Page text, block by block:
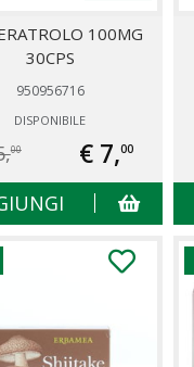
100MG
30CPS
950956716
DISPONIBILE
00 € 7,00